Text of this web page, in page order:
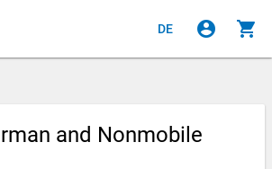
DE account_circle shopping_cart
and Nonmobile